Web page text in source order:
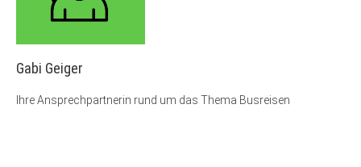
Gabi Geiger
Ihre Ansprechpartnerin rund um das Thema Busreisen